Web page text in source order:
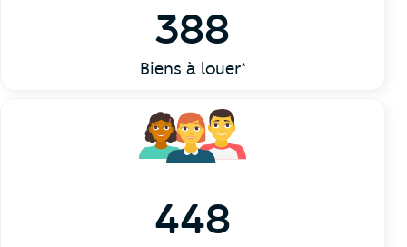
388
Biens à louer*
448